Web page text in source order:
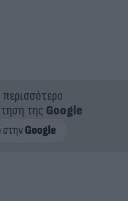
περισσότερο
της Google